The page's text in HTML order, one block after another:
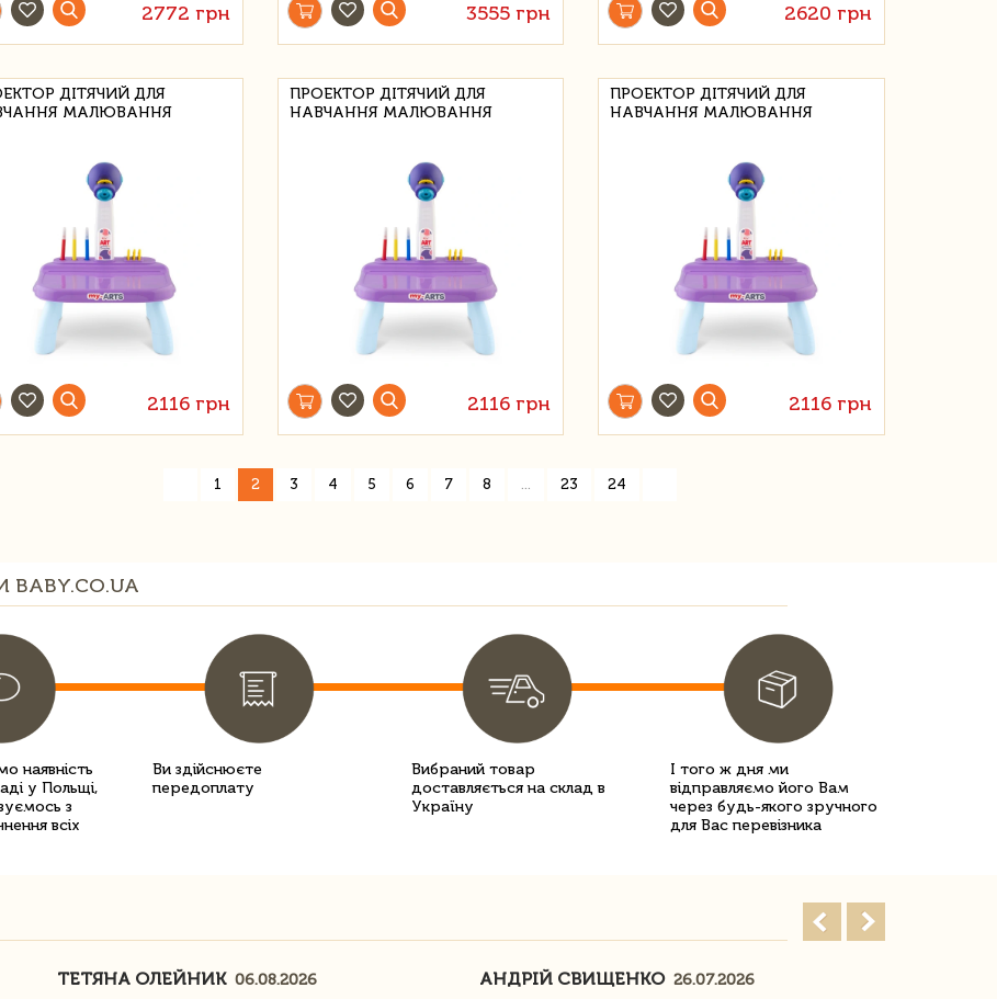
2772 грн 3555 грн 2620 грн
ДІТЯЧИЙ ДЛЯ
МАЛЮВАННЯ
2116 грн
ПРОЕКТОР ДІТЯЧИЙ ДЛЯ
НАВЧАННЯ МАЛЮВАННЯ
2116 грн
ПРОЕКТОР ДІТЯЧИЙ ДЛЯ
НАВЧАННЯ МАЛЮВАННЯ
2116 грн
1 2 3 4 5 6 7 8 ... 23 24
наявність
у Польщі,
з
всіх
Ви здійснюєте
передоплату
Вибраний товар
доставляється на склад в
Україну
І того ж дня ми
відправляємо його Вам
через будь-якого зручного
для Вас перевізника
ТЕТЯНА ОЛЕЙНИК 06.08.2026
АНДРІЙ СВИЩЕНКО 26.07.2026